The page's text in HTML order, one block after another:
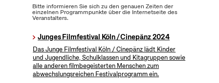
Bitte informieren Sie sich zu den genauen Zeiten der
einzelnen Programmpunkte über die Internetseite des
Veranstalters.
Junges Filmfestival Köln / Cinepänz 2024
Das Junge Filmfestival Köln / Cinepänz lädt Kinder
und Jugendliche, Schulklassen und Kitagruppen sowie
alle anderen filmbegeisterten Menschen zum
abwechslungsreichen Festivalprogramm ein.